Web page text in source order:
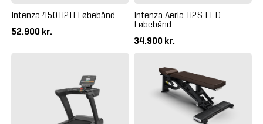
Intenza 450Ti2H Løbebånd
52.900 kr.
Intenza Aeria Ti2S LED
Løbebånd
34.900 kr.